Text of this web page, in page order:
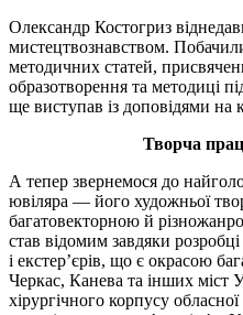
Олександр Костогриз
мистецтвознавством.
методичних статей,
образотворення та методиці
ще виступав із доповідями на
Творча
А тепер звернемося до
ювіляра — його художньої
багатовекторною й
став відомим завдяки розробці
і екстер’єрів, що є окрасою
Черкас, Канева та інших міст
хірургічного корпусу